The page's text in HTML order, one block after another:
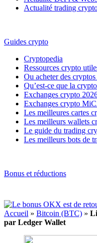
Actualité trading
Guides crypto
Cryptopedia
Ressources crypto
Ou acheter des cryptos
Qu’est-ce que la
Exchanges crypto
Exchanges crypto
Les meilleures cartes
Les meilleurs wallets
Le guide du trading
Les meilleurs bots de
Bonus et réductions
Accueil » Bitcoin (BTC) »
par Ledger Wallet